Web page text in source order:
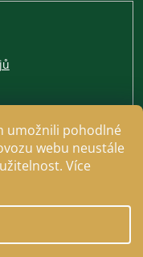
umožnili pohodlné
webu neustále
Více